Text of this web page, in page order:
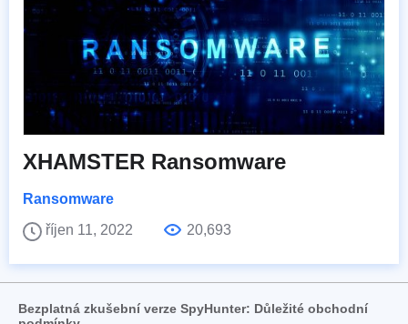
XHAMSTER Ransomware
Ransomware
říjen 11, 2022
20,693
Bezplatná zkušební verze SpyHunter: Důležité obchodní